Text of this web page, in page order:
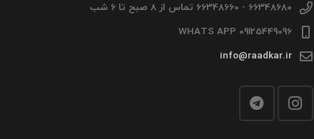
66348680 - 66348660 تماس از 8 صبح تا 6 شب
09125449096 WHATS APP
info@raadkar.ir